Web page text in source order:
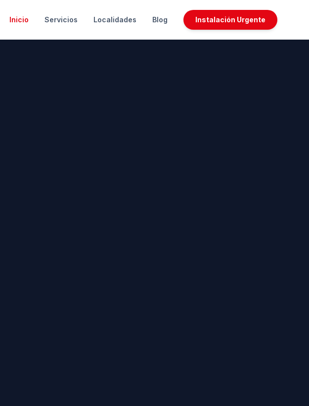
Inicio Servicios Localidades Blog Instalación Urgente